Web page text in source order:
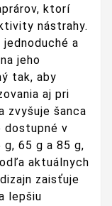
ktorí
nástrahy.
a
jeho
tak, aby
aj pri
zvyšuje šanca
dostupné v
65 g a 85 g,
aktuálnych
zaisťuje
lepšiu